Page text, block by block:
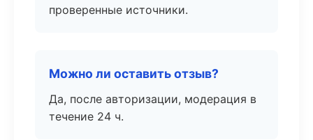
проверенные источники.
Можно ли оставить отзыв?
Да, после авторизации, модерация в
течение 24 ч.